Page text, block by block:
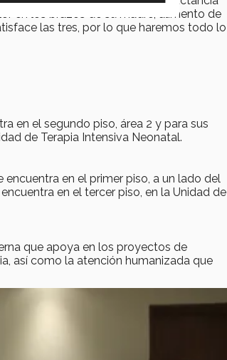
en los brazos de su madre, alimento de
las tres, por lo que haremos todo lo
en el segundo piso, área 2 y para sus
de Terapia Intensiva Neonatal.
en el primer piso, a un lado del
en el tercer piso, en la Unidad de
que apoya en los proyectos de
así como la atención humanizada que